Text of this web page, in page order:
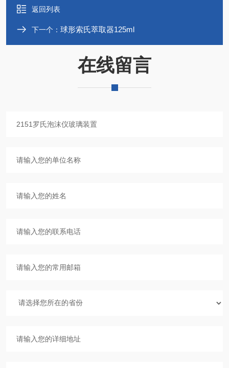
返回列表
下一个： 球形索氏萃取器125ml
在线留言